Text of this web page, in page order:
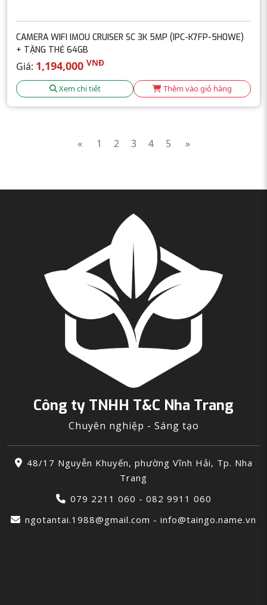
CAMERA WIFI IMOU CRUISER SC 3K 5MP (IPC-K7FP-5H0WE)
+ TẶNG THẺ 64GB
Giá: 1,194,000 VNĐ
Xem chi tiết Thêm vào giỏ hàng
« 1 2 3 4 5 »
Công ty TNHH T&C Nha Trang
Chuyên nghiệp - Sáng tạo
48/17 Nguyễn Khuyến, phường Vĩnh Hải, Tp. Nha
Trang
079 2211 060 - 082 9911 060
ngotantai.1988@gmail.com - info@taingo.name.vn